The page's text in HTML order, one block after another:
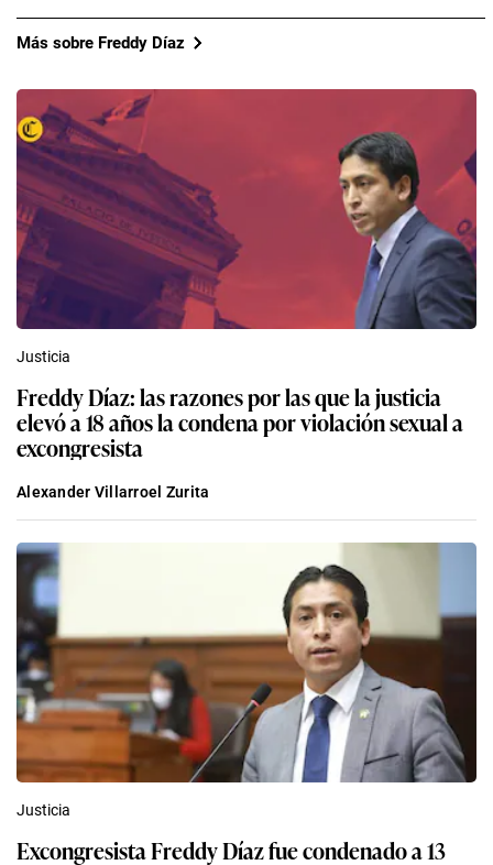
Más sobre Freddy Díaz
Justicia
Freddy Díaz: las razones por las que la justicia
elevó a 18 años la condena por violación sexual a
excongresista
Alexander Villarroel Zurita
Justicia
Excongresista Freddy Díaz fue condenado a 13